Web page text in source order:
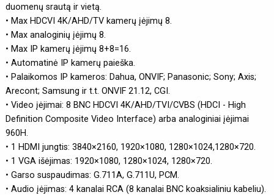
duomenų srautą ir vietą.
• Max HDCVI 4K/AHD/TV kamerų įėjimų 8.
• Max analoginių įėjimų 8.
• Max IP kamerų įėjimų 8+8=16.
• Automatinė IP kamerų paieška.
• Palaikomos IP kameros: Dahua, ONVIF; Panasonic; Sony; Axis;
Arecont; Samsung ir t.t. ONVIF 21.12, CGI.
• Video įėjimai: 8 BNC HDCVI 4K/AHD/TVI/CVBS (HDCI - High
Definition Composite Video Interface) arba analoginiai įėjimai
960H.
• 1 HDMI jungtis: 3840×2160, 1920×1080, 1280×1024,1280×720.
• 1 VGA išėjimas: 1920×1080, 1280×1024, 1280×720.
• Garso suspaudimas: G.711A, G.711U, PCM.
• Audio įėjimas: 4 kanalai RCA (8 kanalai BNC koaksialiniu kabeliu).